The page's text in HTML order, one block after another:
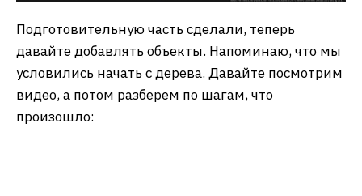
Подготовительную часть сделали, теперь
давайте добавлять объекты. Напоминаю, что мы
условились начать с дерева. Давайте посмотрим
видео, а потом разберем по шагам, что
произошло: